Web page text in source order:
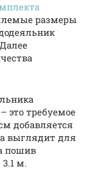
размеры
это требуемое
добавляется
выглядит для
пошив
м.